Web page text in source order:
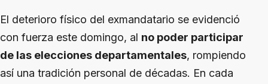
El deterioro físico del exmandatario se evidenció
con fuerza este domingo, al no poder participar
de las elecciones departamentales, rompiendo
así una tradición personal de décadas. En cada